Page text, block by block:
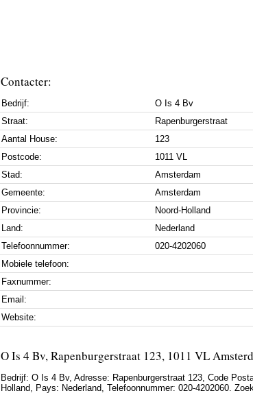
Contacter:
Bedrijf:
O Is 4 Bv
Straat:
Rapenburgerstraat
Aantal House:
123
Postcode:
1011 VL
Stad:
Amsterdam
Gemeente:
Amsterdam
Provincie:
Noord-Holland
Land:
Nederland
Telefoonnummer:
020-4202060
Mobiele telefoon:
Faxnummer:
Email:
Website:
O Is 4 Bv, Rapenburgerstraat 123, 1011 VL
Bedrijf: O Is 4 Bv, Adresse: Rapenburgerstraat 123, Code
Holland, Pays: Nederland, Telefoonnummer: 020-4202060.